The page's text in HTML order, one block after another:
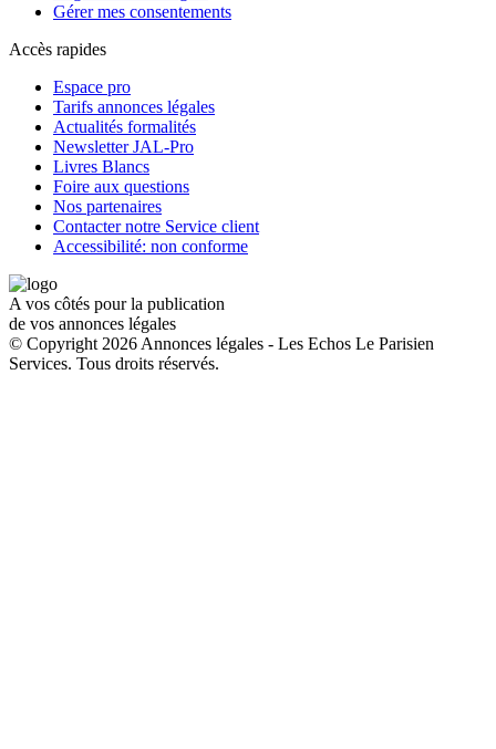
Gérer mes consentements
Accès rapides
Espace pro
Tarifs annonces légales
Actualités formalités
Newsletter JAL-Pro
Livres Blancs
Foire aux questions
Nos partenaires
Contacter notre Service client
Accessibilité: non conforme
A vos côtés pour la publication
de vos annonces légales
© Copyright 2026 Annonces légales - Les Echos Le Parisien
Services. Tous droits réservés.